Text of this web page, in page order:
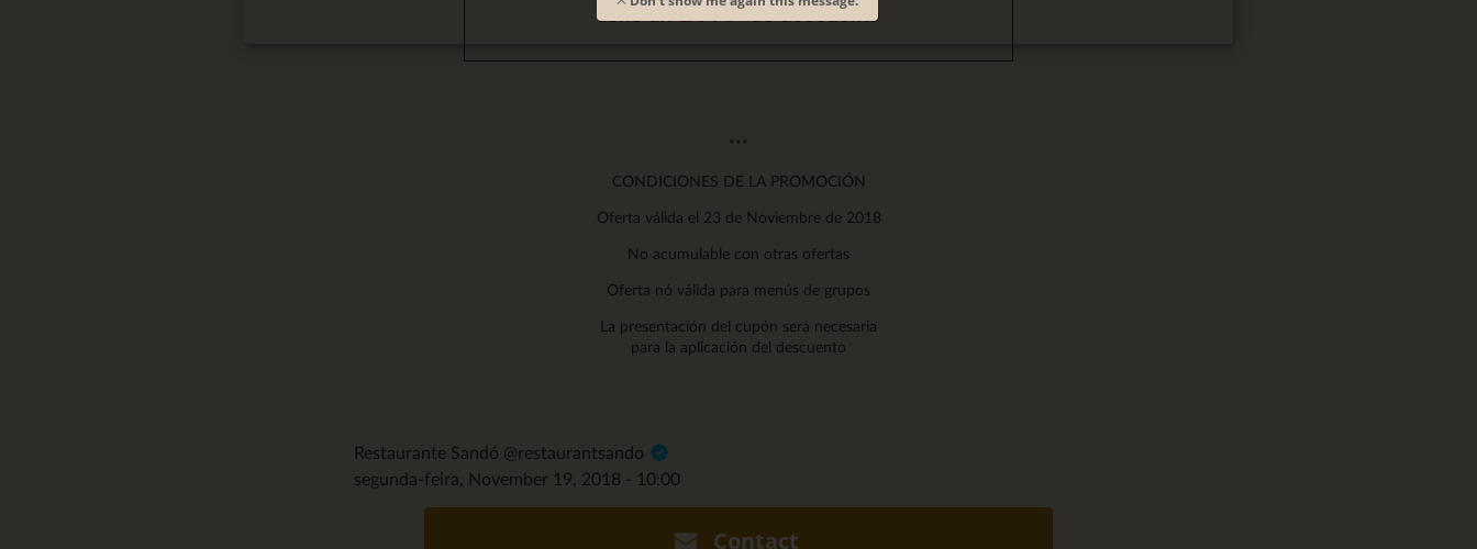
tiene un 20%* de descuento
***
CONDICIONES DE LA PROMOCIÓN
Oferta válida el 23 de Noviembre de 2018
No acumulable con otras ofertas
Oferta nó válida para menús de grupos
La presentación del cupón será necesaria
para la aplicación del descuento
Restaurante Sandó @restaurantsando
segunda-feira, November 19, 2018 - 10:00
Contact